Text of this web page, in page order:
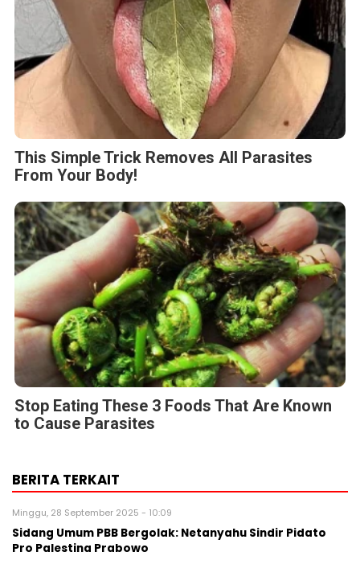
This Simple Trick Removes All Parasites
From Your Body!
Stop Eating These 3 Foods That Are Known
to Cause Parasites
BERITA TERKAIT
Minggu, 28 September 2025 - 10:09
Sidang Umum PBB Bergolak: Netanyahu Sindir Pidato
Pro Palestina Prabowo